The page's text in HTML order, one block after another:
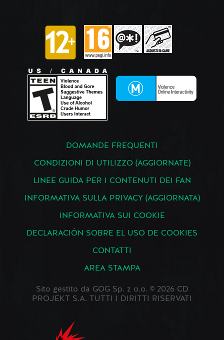
DOMANDE FREQUENTI
CONDIZIONI DI UTILIZZO (AGGIORNATE)
LINEE GUIDA PER I CONTENUTI DEI FAN
INFORMATIVA SULLA PRIVACY (AGGIORNATA)
INFORMATIVA SUI COOKIE
DECLARACIÓN SOBRE EL USO DE COOKIES
CONTATTI
AREA STAMPA
Sito gestito da GOG Sp. z o.o. © 2026 CD
PROJEKT S.A. TUTTI I DIRITTI RISERVATI